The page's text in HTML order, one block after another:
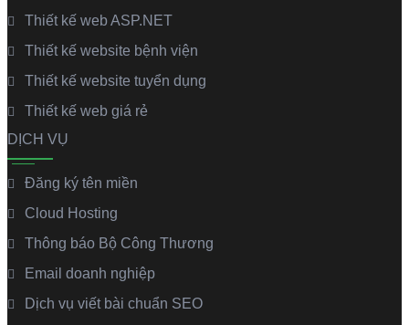
Thiết kế web ASP.NET
Thiết kế website bệnh viện
Thiết kế website tuyển dụng
Thiết kế web giá rẻ
DỊCH VỤ
Đăng ký tên miền
Cloud Hosting
Thông báo Bộ Công Thương
Email doanh nghiệp
Dịch vụ viết bài chuẩn SEO